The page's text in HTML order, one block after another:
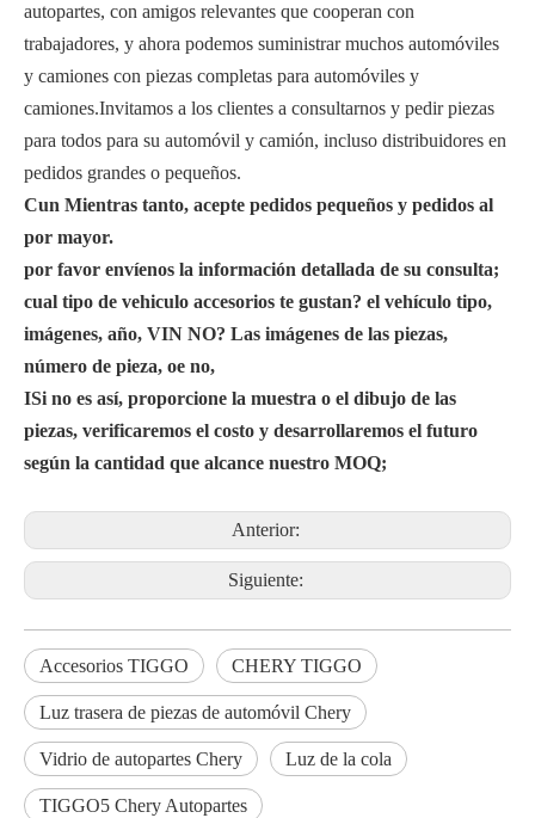
autopartes, con amigos relevantes que cooperan con
trabajadores, y ahora podemos suministrar muchos automóviles
y camiones con piezas completas para automóviles y
camiones.Invitamos a los clientes a consultarnos y pedir piezas
para todos para su automóvil y camión, incluso distribuidores en
pedidos grandes o pequeños.
Cun Mientras tanto, acepte pedidos pequeños y pedidos al
por mayor.
por favor envíenos la información detallada de su consulta;
cual tipo de vehiculo accesorios te gustan? el vehículo tipo,
imágenes, año, VIN NO? Las imágenes de las piezas,
número de pieza, oe no,
ISi no es así, proporcione la muestra o el dibujo de las
piezas, verificaremos el costo y desarrollaremos el futuro
según la cantidad que alcance nuestro MOQ;
Anterior:
Siguiente:
Accesorios TIGGO CHERY TIGGO
Luz trasera de piezas de automóvil Chery
Vidrio de autopartes Chery Luz de la cola
TIGGO5 Chery Autopartes